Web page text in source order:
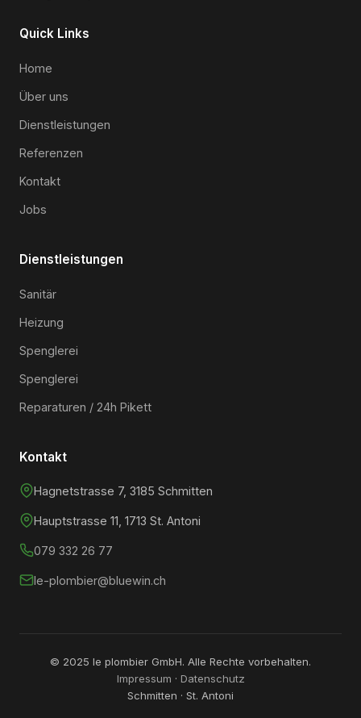
Quick Links
Home
Über uns
Dienstleistungen
Referenzen
Kontakt
Jobs
Dienstleistungen
Sanitär
Heizung
Spenglerei
Spenglerei
Reparaturen / 24h Pikett
Kontakt
Hagnetstrasse 7, 3185 Schmitten
Hauptstrasse 11, 1713 St. Antoni
079 332 26 77
le-plombier@bluewin.ch
© 2025 le plombier GmbH. Alle Rechte vorbehalten.
Impressum · Datenschutz
Schmitten · St. Antoni